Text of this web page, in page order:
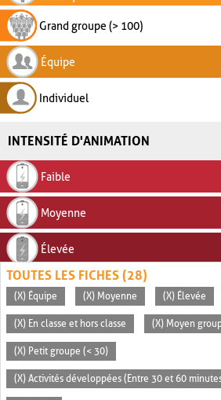
Grand groupe (> 100)
Équipe
Individuel
INTENSITÉ D'ANIMATION
Faible
Moyenne
Élevée
TOUTES LES FICHES (28)
(X) Équipe (X) Moyenne (X) Élevée
(X) En classe et hors classe (X) Moyen
(X) Petit groupe (< 30)
(X) Activités développées (Entre 30 et 60